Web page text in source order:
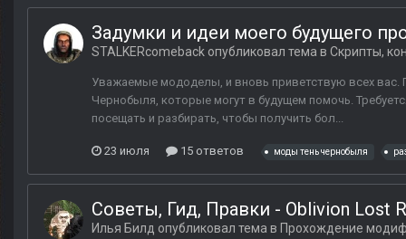
Задумки и идеи моего будущего
STALKERcomeback опубликовал тема в Скрипты,
Уважаемые мододелы, и вновь приветствую всех
Чернобыля, которые могут в будущем помочь.
посещать и разбирать, чтобы получить бол...
23 июля 15 ответов моды тень чернобыля
Советы, Гид, Правки - Oblivion Lost
Илья Билд опубликовал тема в Прохождение